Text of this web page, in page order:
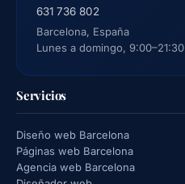
631 736 802
Barcelona, España
Lunes a domingo, 9:00–21:30
Servicios
Diseño web Barcelona
Páginas web Barcelona
Agencia web Barcelona